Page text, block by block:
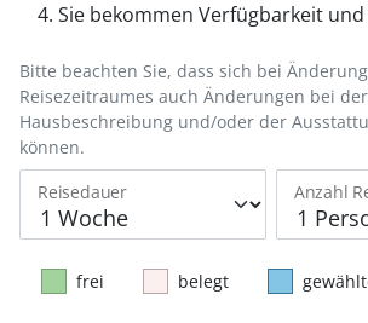
Sie bekommen Verfügbarkeit
Reisedauer Anzahl
Bitte beachten Sie, dass sich bei
Reisezeitraumes auch Änderungen bei der
Hausbeschreibung und/oder der
können.
frei belegt